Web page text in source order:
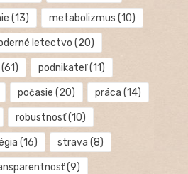
(13) metabolizmus (10)
letectvo (20)
(61) podnikateľ(11)
počasie (20) práca (14)
robustnosť(10)
(16) strava (8)
(9)